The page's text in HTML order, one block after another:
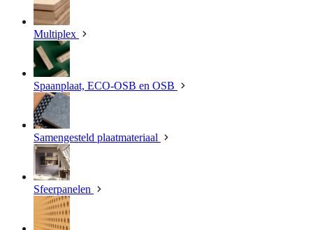
Multiplex
Spaanplaat, ECO-OSB en OSB
Samengesteld plaatmateriaal
Sfeerpanelen